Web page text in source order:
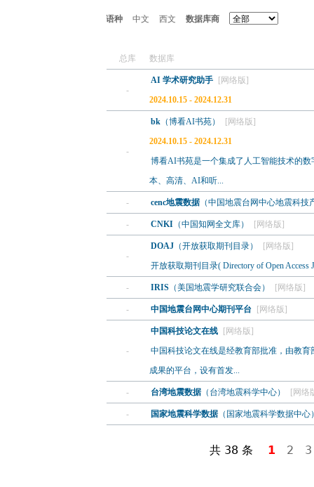
语种 中文 西文 数据库商
总库 数据库
-
AI 学术研究助手
[网络版]
2024.10.15 - 2024.12.31
-
bk （博看AI书苑）
[网络版]
2024.10.15 - 2024.12.31
博看AI书苑是一个集成了人工智能技术的
本、高清、AI和听...
- cenc地震数据 （中国地震台网中心地震科
- CNKI （中国知网全文库） [网络版]
-
DOAJ （开放获取期刊目录）
[网络版]
开放获取期刊目录( Directory of Open
- IRIS （美国地震学研究联合会） [网络版]
- 中国地震台网中心期刊平台 [网络版]
-
中国科技论文在线
[网络版]
中国科技论文在线是经教育部批准，由教
成果的平台，设有首发...
- 台湾地震数据 （台湾地震科学中心） [网络
- 国家地震科学数据 （国家地震科学数据中
共 38 条 1 2 3